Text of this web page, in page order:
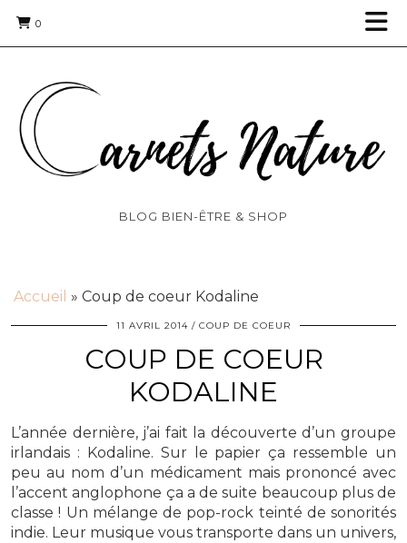
0
BLOG BIEN-ÊTRE & SHOP
Accueil » Coup de coeur Kodaline
11 AVRIL 2014 COUP DE COEUR
COUP DE COEUR
KODALINE
L’année dernière, j’ai fait la découverte d’un groupe
irlandais : Kodaline. Sur le papier ça ressemble un
peu au nom d’un médicament mais prononcé avec
l’accent anglophone ça a de suite beaucoup plus de
classe ! Un mélange de pop-rock teinté de sonorités
indie. Leur musique vous transporte dans un univers,